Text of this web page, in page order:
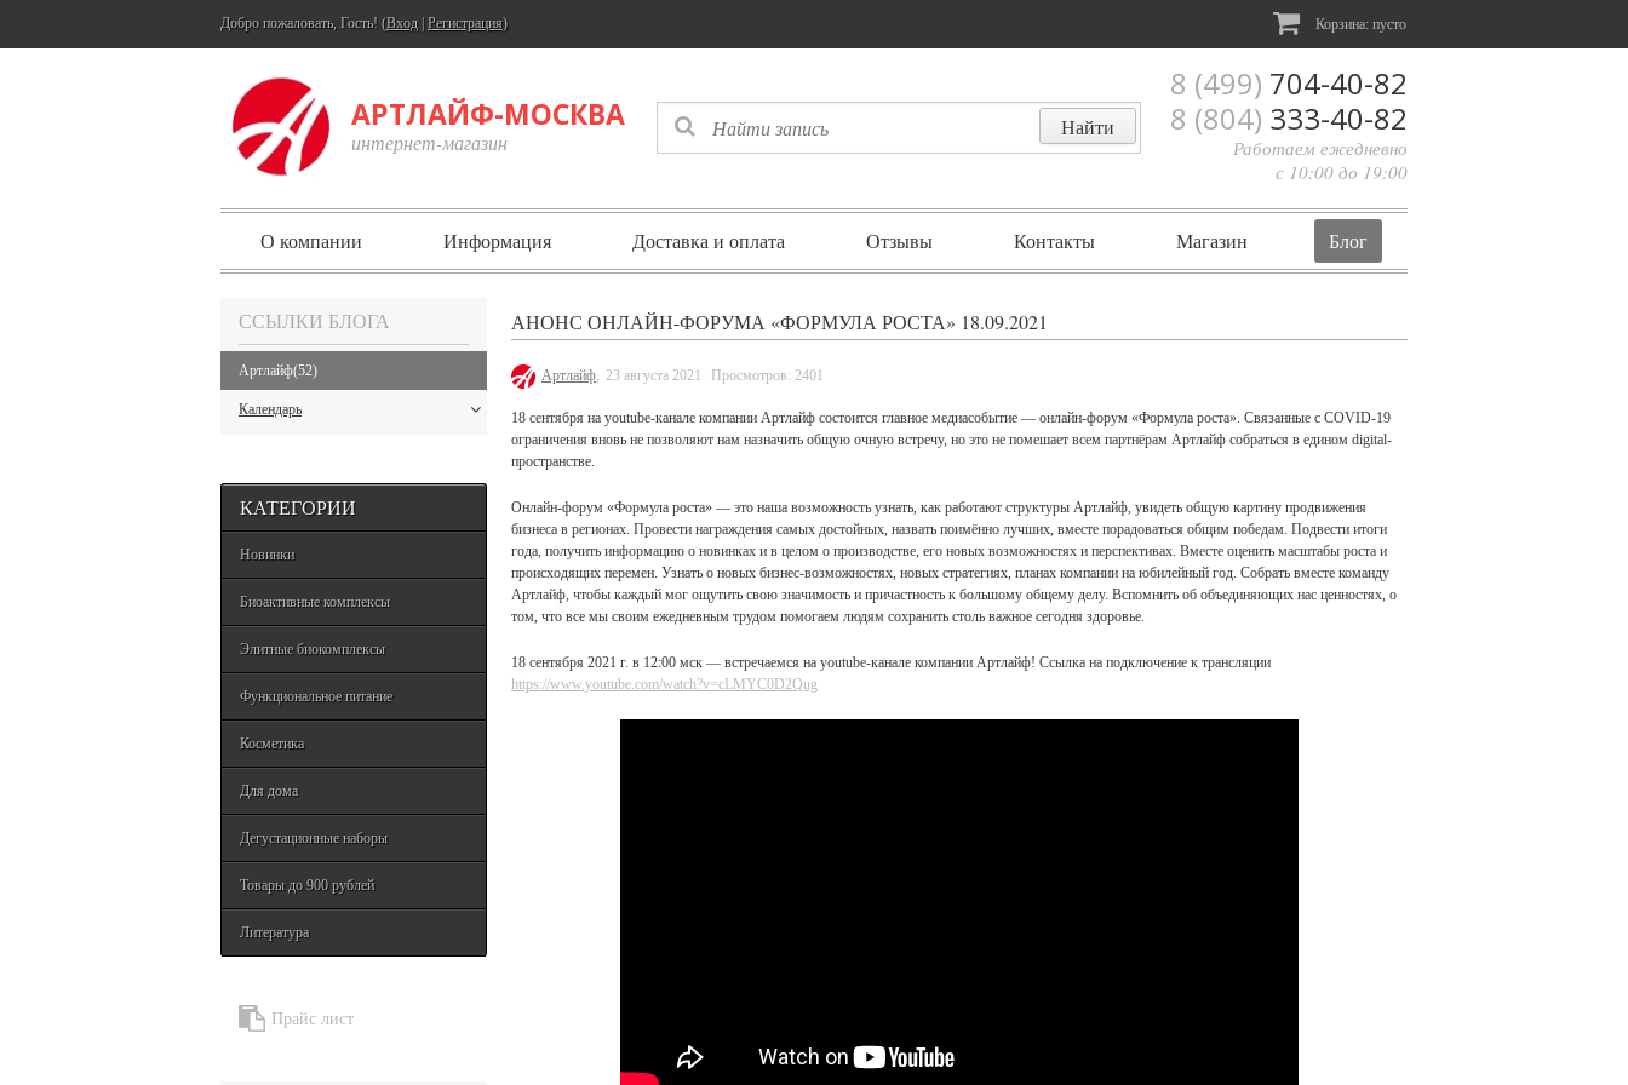
Добро пожаловать, Гость! (Вход Регистрация) Корзина: пусто
АРТЛАЙФ-МОСКВА
интернет-магазин
8 (499) 704-40-82
8 (804) 333-40-82
Работаем ежедневно
с 10:00 до 19:00
О компании Информация Доставка и оплата Отзывы Контакты Магазин Блог
ССЫЛКИ БЛОГА
Артлайф(52)
Календарь
КАТЕГОРИИ
Новинки
Биоактивные комплексы
Элитные биокомплексы
Функциональное питание
Косметика
Для дома
Дегустационные наборы
Товары до 900 рублей
Литература
Прайс лист
АНОНС ОНЛАЙН-ФОРУМА «ФОРМУЛА РОСТА» 18.09.2021
Артлайф 23 августа 2021 Просмотров: 2401
18 сентября на youtube-канале компании Артлайф состоится главное медиасобытие — онлайн-форум «Формула роста». Связанные с COVID-19
ограничения вновь не позволяют нам назначить общую очную встречу, но это не помешает всем партнёрам Артлайф собраться в едином digital-
пространстве.
Онлайн-форум «Формула роста» — это наша возможность узнать, как работают структуры Артлайф, увидеть общую картину продвижения
бизнеса в регионах. Провести награждения самых достойных, назвать поимённо лучших, вместе порадоваться общим победам. Подвести итоги
года, получить информацию о новинках и в целом о производстве, его новых возможностях и перспективах. Вместе оценить масштабы роста и
происходящих перемен. Узнать о новых бизнес-возможностях, новых стратегиях, планах компании на юбилейный год. Собрать вместе команду
Артлайф, чтобы каждый мог ощутить свою значимость и причастность к большому общему делу. Вспомнить об объединяющих нас ценностях, о
том, что все мы своим ежедневным трудом помогаем людям сохранить столь важное сегодня здоровье.
18 сентября 2021 г. в 12:00 мск — встречаемся на youtube-канале компании Артлайф! Ссылка на подключение к трансляции
https://www.youtube.com/watch?v=cLMYC0D2Qug